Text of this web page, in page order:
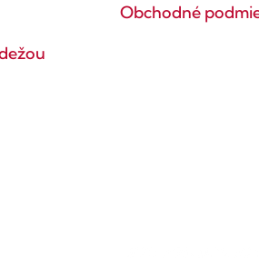
Obchodné